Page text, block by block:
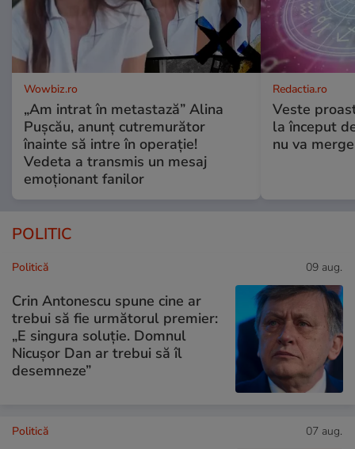
Wowbiz.ro
„Am intrat în metastază” Alina
Pușcău, anunț cutremurător
înainte să intre în operație!
Vedeta a transmis un mesaj
emoționant fanilor
Redactia.ro
Veste
la început
nu va
POLITIC
Politică 09 aug.
Crin Antonescu spune cine ar
trebui să fie următorul premier:
„E singura soluție. Domnul
Nicușor Dan ar trebui să îl
desemneze”
Politică 07 aug.